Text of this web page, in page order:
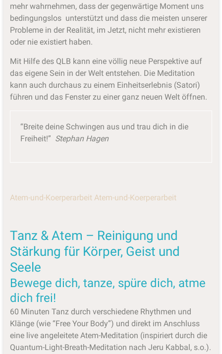
mehr wahrnehmen, dass der gegenwärtige Moment uns
bedingungslos unterstützt und dass die meisten unserer
Probleme in der Realität, im Jetzt, nicht mehr existieren
oder nie existiert haben.
Mit Hilfe des QLB kann eine völlig neue Perspektive auf
das eigene Sein in der Welt entstehen. Die Meditation
kann auch durchaus zu einem Einheitserlebnis (Satori)
führen und das Fenster zu einer ganz neuen Welt öffnen.
“Breite deine Schwingen aus und trau dich in die
Freiheit!” Stephan Hagen
Atem-und-Koerperarbeit Atem-und-Koerperarbeit
Tanz & Atem – Reinigung und
Stärkung für Körper, Geist und
Seele
Bewege dich, tanze, spüre dich, atme
dich frei!
60 Minuten Tanz durch verschiedene Rhythmen und
Klänge (wie “Free Your Body”) und direkt im Anschluss
eine live angeleitete Atem-Meditation (inspiriert durch die
Quantum-Light-Breath-Meditation nach Jeru Kabbal, s.o.).